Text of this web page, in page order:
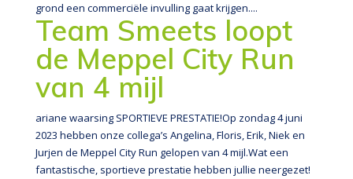
grond een commerciële invulling gaat krijgen....
Team Smeets loopt
de Meppel City Run
van 4 mijl
ariane waarsing SPORTIEVE PRESTATIE!Op zondag 4 juni
2023 hebben onze collega’s Angelina, Floris, Erik, Niek en
Jurjen de Meppel City Run gelopen van 4 mijl.Wat een
fantastische, sportieve prestatie hebben jullie neergezet!